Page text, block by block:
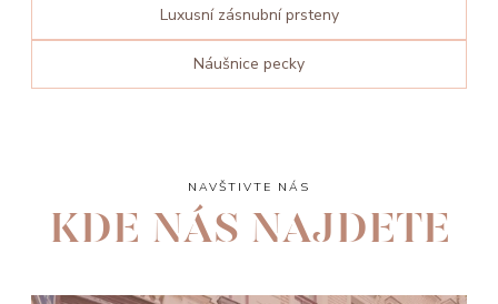
Luxusní zásnubní prsteny
Náušnice pecky
NAVŠTIVTE NÁS
KDE NÁS NAJDETE